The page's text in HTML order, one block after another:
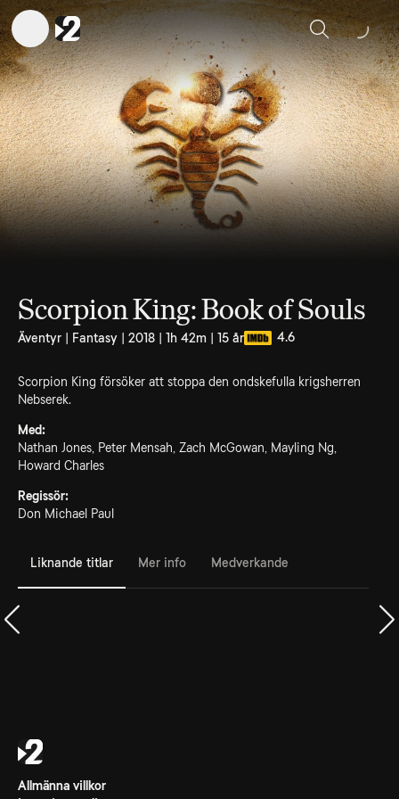
Sök
Scorpion King: Book of Souls
Äventyr | Fantasy | 2018 | 1h 42m | 15 år 4.6
Scorpion King försöker att stoppa den ondskefulla krigsherren
Nebserek.
Med:
Nathan Jones, Peter Mensah, Zach McGowan, Mayling Ng,
Howard Charles
Regissör:
Don Michael Paul
Liknande titlar Mer info Medverkande
Allmänna villkor